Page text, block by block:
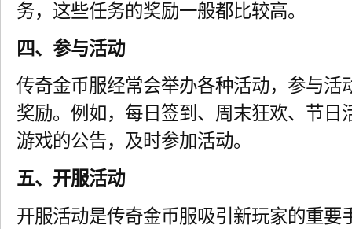
务，这些任务的奖励一般都比较高。
四、参与活动
传奇金币服经常会举办各种活动，参与活
奖励。例如，每日签到、周末狂欢、节日
游戏的公告，及时参加活动。
五、开服活动
开服活动是传奇金币服吸引新玩家的重要